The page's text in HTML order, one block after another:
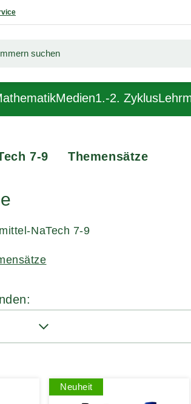
Medien1.-2. Zyklus
7-9 Themensätze
NaTech 7-9
Neuheit